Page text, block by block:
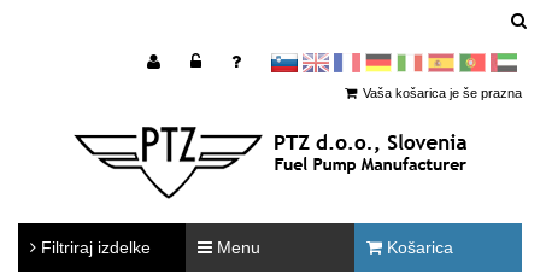
sl en francoščina
Nemščina
Italijanščina
Španščina
PortugalArabščina
Vaša košarica je še prazna
Filtriraj izdelke Menu Košarica